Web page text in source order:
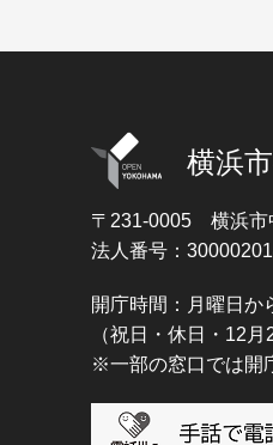
横浜
〒231-0005 横浜市
法人番号：
開庁時間：月曜日か
（祝日・休日・12
※一部の窓口では開